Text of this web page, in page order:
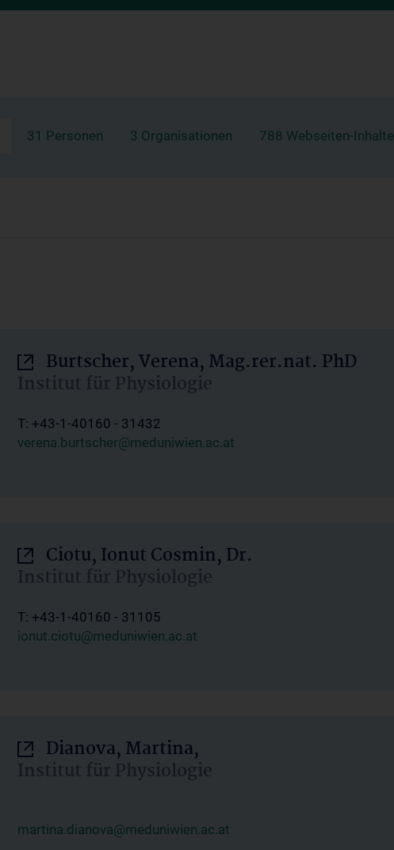
31 Personen 3 Organisationen 788 Webseiten-Inhalte
Burtscher, Verena, Mag.rer.nat. PhD
Institut für Physiologie
T: +43-1-40160 - 31432
verena.burtscher@meduniwien.ac.at
Ciotu, Ionut Cosmin, Dr.
Institut für Physiologie
T: +43-1-40160 - 31105
ionut.ciotu@meduniwien.ac.at
Dianova, Martina,
Institut für Physiologie
martina.dianova@meduniwien.ac.at